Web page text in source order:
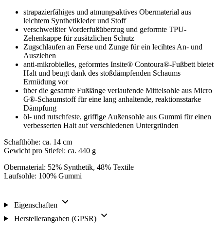
strapazierfähiges und atmungsaktives Obermaterial aus
leichtem Synthetikleder und Stoff
verschweißter Vorderfußüberzug und geformte TPU-
Zehenkappe für zusätzlichen Schutz
Zugschlaufen an Ferse und Zunge für ein lecihtes An- und
Ausziehen
anti-mikrobielles, geformtes Insite® Contoura®-Fußbett bietet
Halt und beugt dank des stoßdämpfenden Schaums
Ermüdung vor
über die gesamte Fußlänge verlaufende Mittelsohle aus Micro
G®-Schaumstoff für eine lang anhaltende, reaktionsstarke
Dämpfung
öl- und rutschfeste, griffige Außensohle aus Gummi für einen
verbesserten Halt auf verschiedenen Untergründen
Schafthöhe: ca. 14 cm
Gewicht pro Stiefel: ca. 440 g
Obermaterial: 52% Synthetik, 48% Textile
Laufsohle: 100% Gummi
Eigenschaften
Herstellerangaben (GPSR)